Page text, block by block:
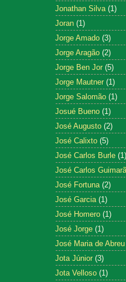
Jonathan Silva (1)
Joran (1)
Jorge Amado (3)
Jorge Aragão (2)
Jorge Ben Jor (5)
Jorge Mautner (1)
Jorge Salomão (1)
Josué Bueno (1)
José Augusto (2)
José Calixto (5)
José Carlos Burle (1)
José Carlos
José Fortuna (2)
José Garcia (1)
José Homero (1)
José Jorge (1)
José Maria de Abreu
Jota Júnior (3)
Jota Velloso (1)